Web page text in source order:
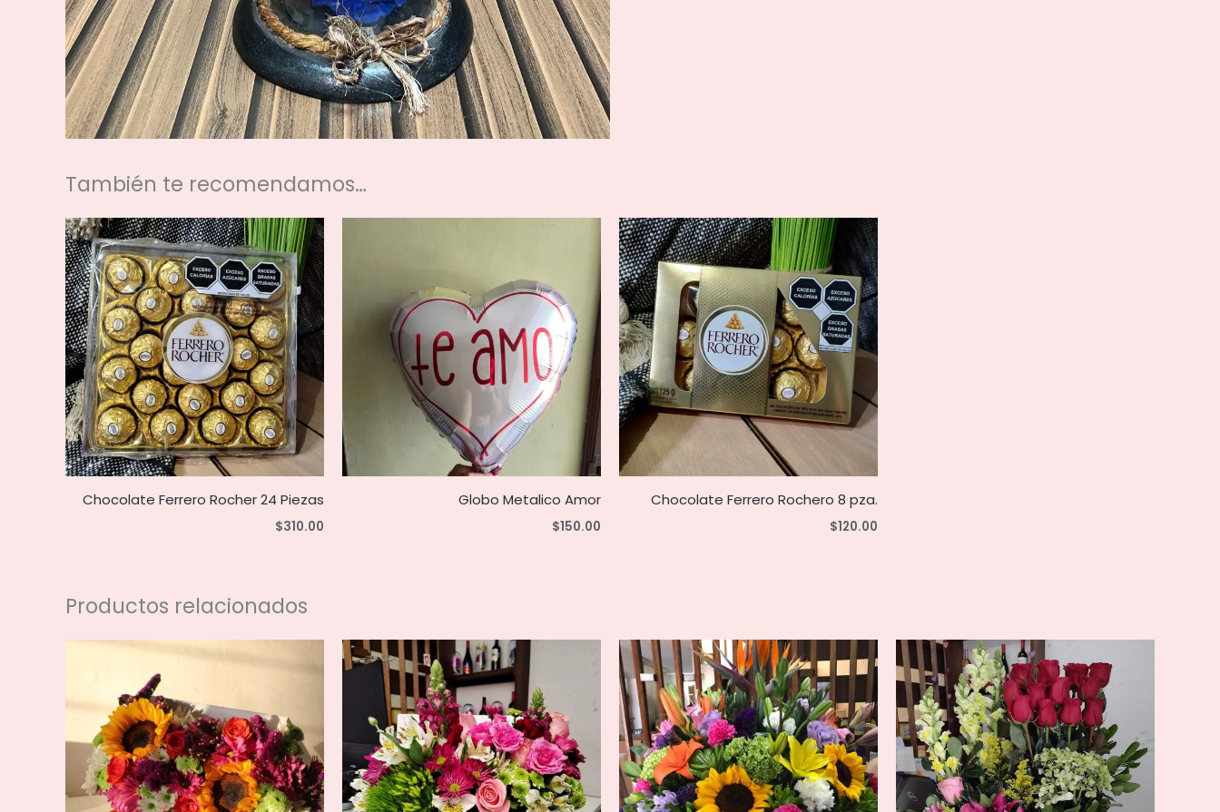
También te recomendamos…
Chocolate Ferrero Rocher 24 Piezas
$310.00
Globo Metalico Amor
$150.00
Chocolate Ferrero Rochero 8 pza.
$120.00
Productos relacionados